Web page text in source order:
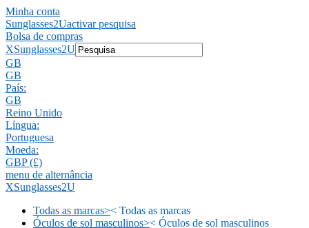
Minha conta
Sunglasses2Uactivar pesquisa
Bolsa de compras
XSunglasses2U
GB
GB
País:
GB
Reino Unido
Língua:
Portuguesa
Moeda:
GBP (£)
menu de alternância
XSunglasses2U
Todas as marcas>< Todas as marcas
Óculos de sol masculinos>< Óculos de sol masculinos